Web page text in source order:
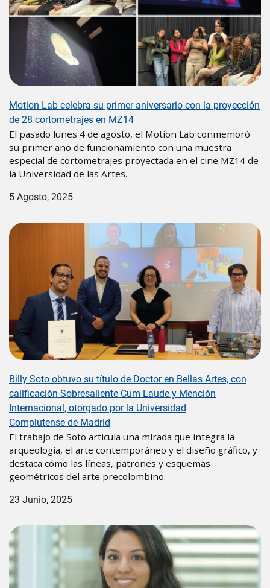
Motion Lab celebra su primer aniversario con la proyección
de 28 cortometrajes en MZ14
El pasado lunes 4 de agosto, el Motion Lab conmemoró
su primer año de funcionamiento con una muestra
especial de cortometrajes proyectada en el cine MZ14 de
la Universidad de las Artes.
5 Agosto, 2025
Image
Billy Soto obtuvo su título de Doctor en Bellas Artes, con
calificación Sobresaliente Cum Laude y Mención
Internacional, otorgado por la Universidad
Complutense de Madrid
El trabajo de Soto articula una mirada que integra la
arqueología, el arte contemporáneo y el diseño gráfico, y
destaca cómo las líneas, patrones y esquemas
geométricos del arte precolombino.
23 Junio, 2025
Image